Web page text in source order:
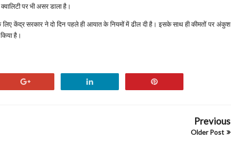
पर भी असर डाला है।
लिए केंद्र सरकार ने दो दिन पहले ही आयात के नियमों में ढील दी है। इसके साथ ही कीमतों पर अंकुश
है।
Previous
Older Post